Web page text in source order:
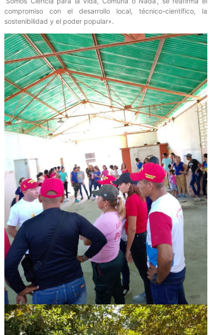
compromiso con el desarrollo local, técnico-científico, la
sostenibilidad y el poder popular».